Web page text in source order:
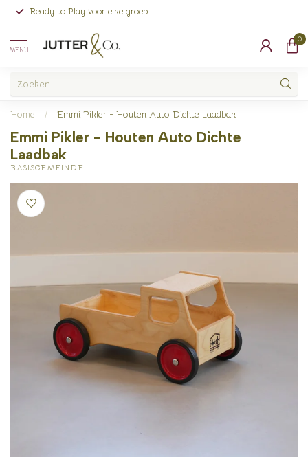
Ready to Play voor elke groep
MENU
0
Home / Emmi Pikler - Houten Auto Dichte Laadbak
Emmi Pikler - Houten Auto Dichte
Laadbak
BASISGEMEINDE